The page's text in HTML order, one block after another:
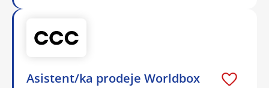
Asistent/ka prodeje Worldbox